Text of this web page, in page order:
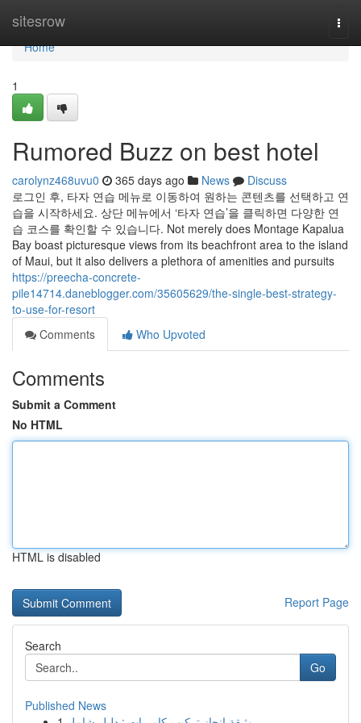
sitesrow
Home
Home
1
Rumored Buzz on best hotel
carolynz468uvu0 365 days ago News
Discuss
로그인 후, 타자 연습 메뉴로 이동하여 원하는 콘텐츠를 선택하고 연
습을 시작하세요. 상단 메뉴에서 ‘타자 연습’을 클릭하면 다양한 연
습 코스를 확인할 수 있습니다. Not merely does Montage Kapalua
Bay boast picturesque views from its beachfront area to the island
of Maui, but it also delivers a plethora of amenities and pursuits
https://preecha-concrete-
pile14714.daneblogger.com/35605629/the-single-best-strategy-
to-use-for-resort
Comments
Who Upvoted
Comments
Submit a Comment
No HTML
HTML is disabled
Report Page
Search
Go
Published News